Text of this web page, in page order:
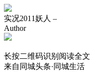
实况2011妖人 –
Author
长按二维码识别阅读全文
来自 同城头条·同城生活